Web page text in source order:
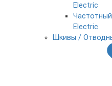
Electric
Electric
Шкивы /